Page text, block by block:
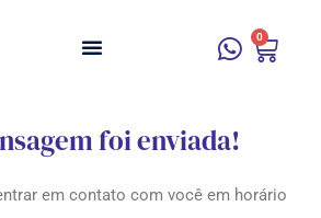
0
foi enviada!
em contato com você em horário